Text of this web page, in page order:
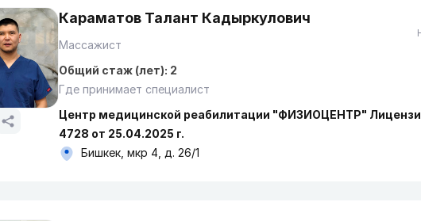
Караматов Талант Кадыркулович
Массажист
Общий стаж (лет): 2
Где принимает специалист
Центр медицинской реабилитации "ФИЗИОЦЕНТР"
4728 от 25.04.2025 г.
Бишкек, мкр 4, д. 26/1